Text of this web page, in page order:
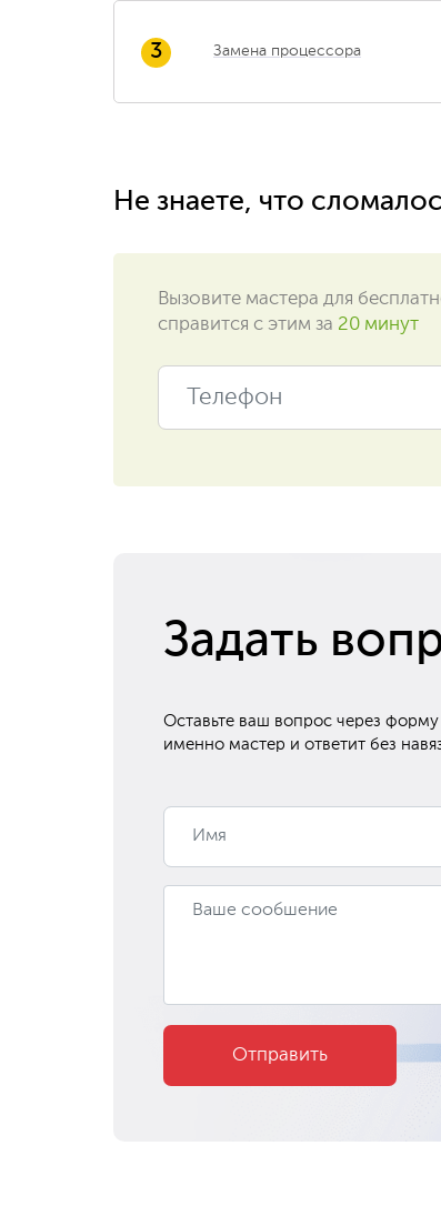
3 Замена процессора
Не знаете, что
Вызовите мастера для
справится с этим за 20 минут
Задать
Оставьте ваш вопрос через
именно мастер и ответит без
Отправить